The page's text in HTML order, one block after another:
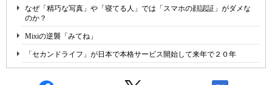
なぜ「精巧な写真」や「寝てる人」では「スマホの顔認証」がダメな
のか？
Mixiの逆襲「みてね」
「セカンドライフ」が日本で本格サービス開始して来年で２０年